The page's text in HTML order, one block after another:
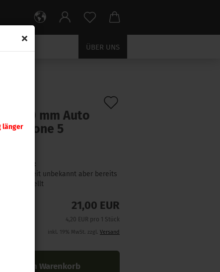
länger
ÜBER UNS
.10 mm Auto
5
Lieferzeit:
Lieferzeit unbekannt aber bereits
nachbestellt
21,00 EUR
4,20 EUR pro 1 Stück
inkl. 19% MwSt. zzgl. Versand
In den Warenkorb